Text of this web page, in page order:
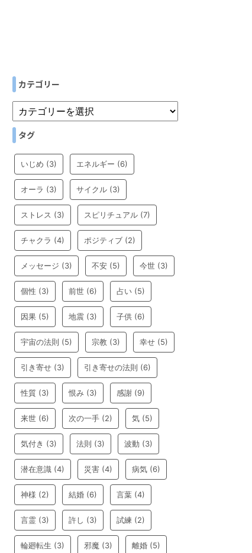
カテゴリー
タグ
いじめ (3) エネルギー (6)
オーラ (3) サイクル (3)
ストレス (3) スピリチュアル (7)
チャクラ (4) ポジティブ (2)
メッセージ (3) 不安 (5) 今世 (3)
個性 (3) 前世 (6) 占い (5)
因果 (5) 地震 (3) 子供 (6)
宇宙の法則 (5) 宗教 (3) 幸せ (5)
引き寄せ (3) 引き寄せの法則 (6)
性質 (3) 恨み (3) 感謝 (9)
来世 (6) 次の一手 (2) 気 (5)
気付き (3) 法則 (3) 波動 (3)
潜在意識 (4) 災害 (4) 病気 (6)
神様 (2) 結婚 (6) 言葉 (4)
言霊 (3) 許し (3) 試練 (2)
輪廻転生 (3) 邪魔 (3) 離婚 (5)